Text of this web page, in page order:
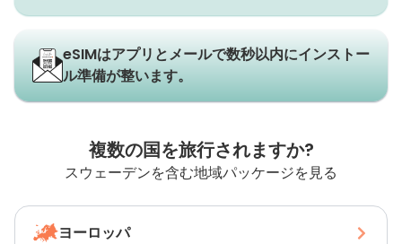
eSIMはアプリとメールで数秒以内にインストー
ル準備が整います。
複数の国を旅行されますか?
スウェーデンを含む地域パッケージを見る
ヨーロッパ